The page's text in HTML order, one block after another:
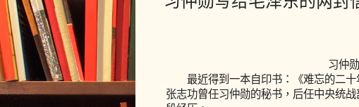
习仲
最近得到一本自印书：《难忘的二
张志功曾任习仲勋的秘书，后任中央统